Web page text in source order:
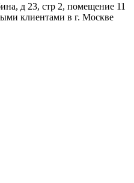
д 23, стр 2, помещение 11
клиентами в г. Москве